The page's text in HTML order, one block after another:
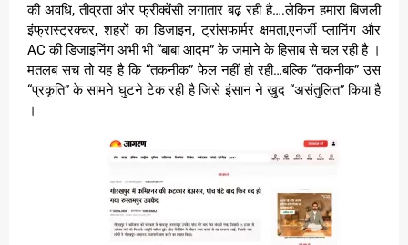
की अवधि, तीव्रता और फ्रीक्वेंसी लगातार बढ़ रही है….लेकिन हमारा बिजली
इंफ्रास्ट्रक्चर, शहरों का डिजाइन, ट्रांसफार्मर क्षमता,एनर्जी प्लानिंग और
AC की डिजाइनिंग अभी भी “बाबा आदम” के जमाने के हिसाब से चल रही है ।
मतलब सच तो यह है कि “तकनीक” फेल नहीं हो रही…बल्कि “तकनीक” उस
“प्रकृति” के सामने घुटने टेक रही है जिसे इंसान ने खुद “असंतुलित” किया है
।